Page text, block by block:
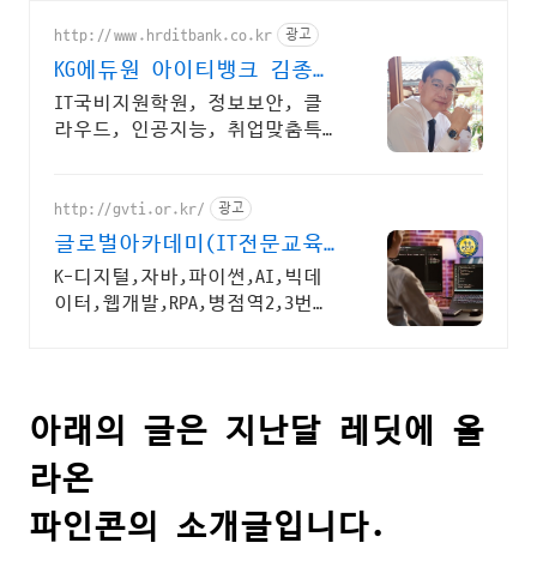
http://www.hrditbank.co.kr 광고
KG에듀원 아이티뱅크 김종수
27년경력전문가 IT취업상담
IT국비지원학원, 정보보안, 클
라우드, 인공지능, 취업맞춤특
http://gvti.or.kr/ 광고
글로벌아카데미(IT전문교육)
고용노동부지정 우수훈련기
관
K-디지털,자바,파이썬,AI,빅데
이터,웹개발,RPA,병점역2,3번
아래의 글은 지난달 레딧에 올
라온
파인콘의 소개글입니다.